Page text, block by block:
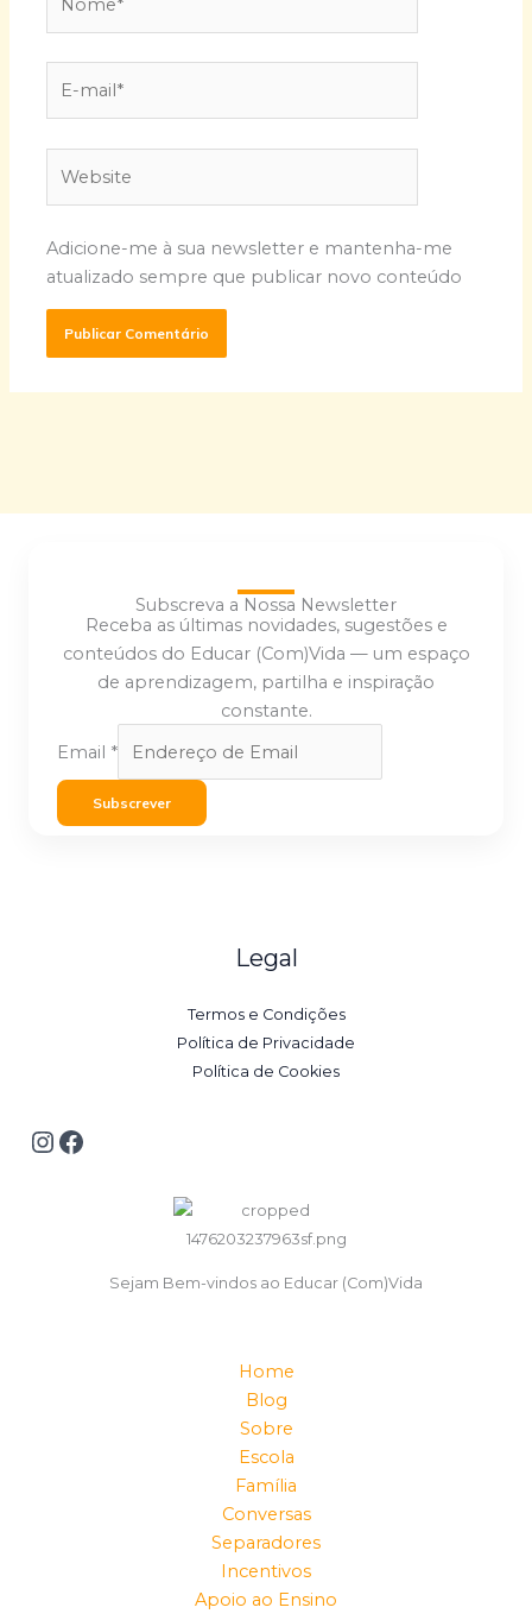
mail*
Adicione-me à sua newsletter e mantenha-me
atualizado sempre que publicar novo conteúdo
Subscreva a Nossa Newsletter
Receba as últimas novidades, sugestões e
conteúdos do Educar (Com)Vida — um espaço
de aprendizagem, partilha e inspiração
constante.
Email *
Subscrever
Legal
Termos e Condições
Política de Privacidade
Política de Cookies
Sejam Bem-vindos ao Educar (Com)Vida
Home
Blog
Sobre
Escola
Família
Conversas
Separadores
Incentivos
Apoio ao Ensino